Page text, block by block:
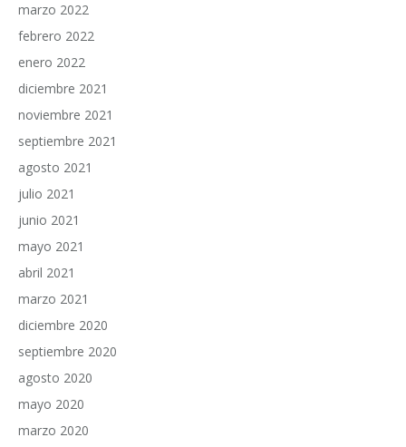
marzo 2022
febrero 2022
enero 2022
diciembre 2021
noviembre 2021
septiembre 2021
agosto 2021
julio 2021
junio 2021
mayo 2021
abril 2021
marzo 2021
diciembre 2020
septiembre 2020
agosto 2020
mayo 2020
marzo 2020